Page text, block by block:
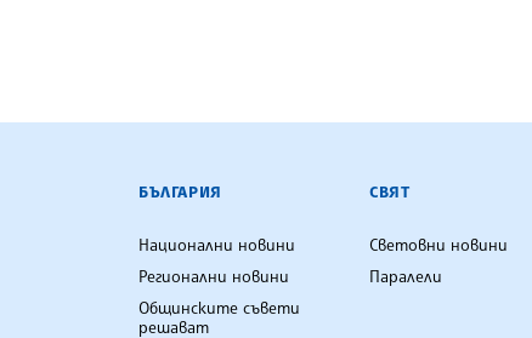
БЪЛГАРСКА ТЕЛЕГРАФНА
БЪЛГАРИЯ
Национални новини
Регионални новини
Общинските съвети
решават
СВЯТ
Световни новини
Паралели